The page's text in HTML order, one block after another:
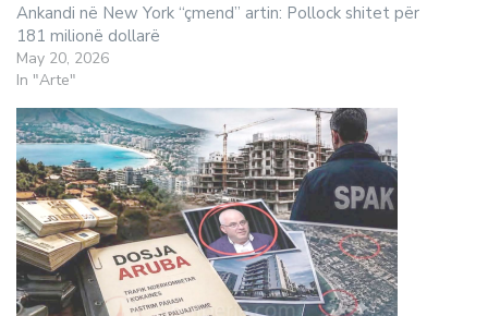
Ankandi në New York “çmend” artin: Pollock shitet për
181 milionë dollarë
May 20, 2026
In "Arte"